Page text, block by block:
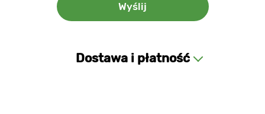
Dostawa i płatność